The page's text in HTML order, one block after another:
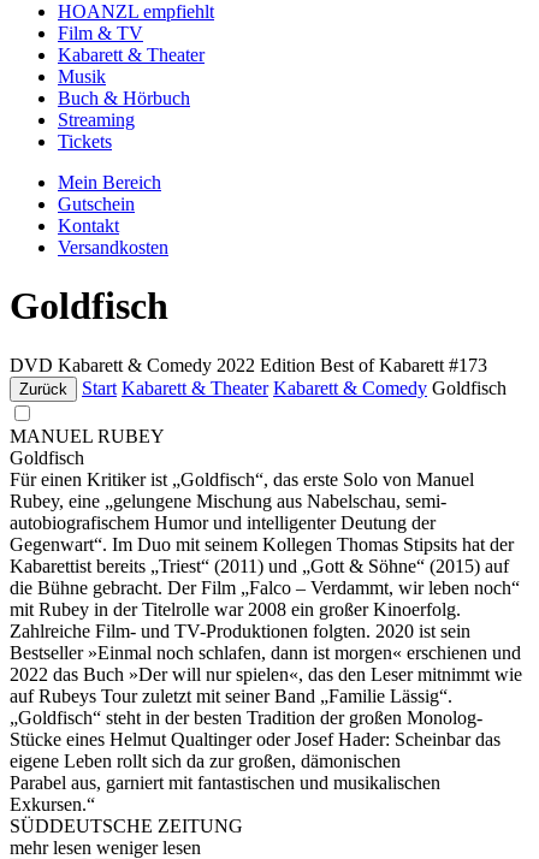
HOANZL empfiehlt
Film & TV
Kabarett & Theater
Musik
Buch & Hörbuch
Streaming
Tickets
Mein Bereich
Gutschein
Kontakt
Versandkosten
Goldfisch
DVD Kabarett & Comedy 2022 Edition Best of Kabarett #173
Zurück Start Kabarett & Theater Kabarett & Comedy Goldfisch
MANUEL RUBEY
Goldfisch
Für einen Kritiker ist „Goldfisch“, das erste Solo von Manuel
Rubey, eine „gelungene Mischung aus Nabelschau, semi-
autobiografischem Humor und intelligenter Deutung der
Gegenwart“. Im Duo mit seinem Kollegen Thomas Stipsits hat der
Kabarettist bereits „Triest“ (2011) und „Gott & Söhne“ (2015) auf
die Bühne gebracht. Der Film „Falco – Verdammt, wir leben noch“
mit Rubey in der Titelrolle war 2008 ein großer Kinoerfolg.
Zahlreiche Film- und TV-Produktionen folgten. 2020 ist sein
Bestseller »Einmal noch schlafen, dann ist morgen« erschienen und
2022 das Buch »Der will nur spielen«, das den Leser mitnimmt wie
auf Rubeys Tour zuletzt mit seiner Band „Familie Lässig“.
„Goldfisch“ steht in der besten Tradition der großen Monolog-
Stücke eines Helmut Qualtinger oder Josef Hader: Scheinbar das
eigene Leben rollt sich da zur großen, dämonischen
Parabel aus, garniert mit fantastischen und musikalischen
Exkursen.“
SÜDDEUTSCHE ZEITUNG
mehr lesen weniger lesen